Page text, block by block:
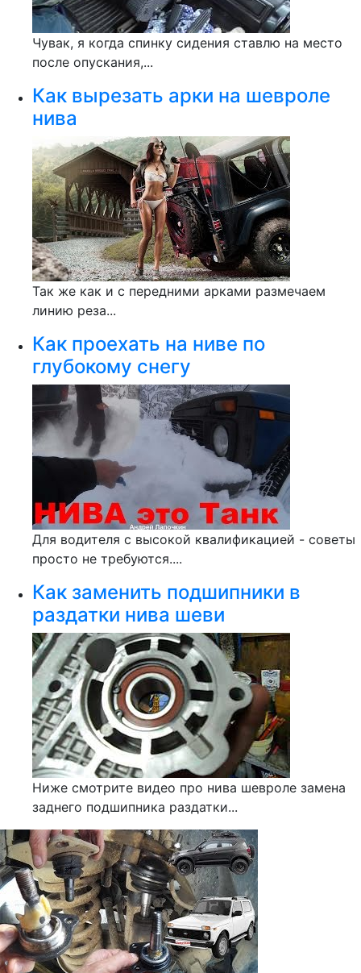
Чувак, я когда спинку сидения ставлю на место
после опускания,...
Как вырезать арки на шевроле
нива
Так же как и с передними арками размечаем
линию реза...
Как проехать на ниве по
глубокому снегу
Для водителя с высокой квалификацией - советы
просто не требуются....
Как заменить подшипники в
раздатки нива шеви
Ниже смотрите видео про нива шевроле замена
заднего подшипника раздатки...